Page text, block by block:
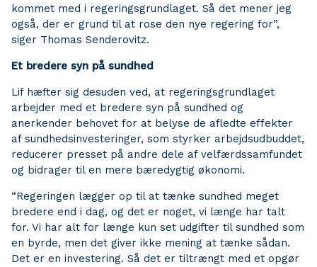
kommet med i regeringsgrundlaget. Så det mener jeg
også, der er grund til at rose den nye regering for”,
siger Thomas Senderovitz.
Et bredere syn på sundhed
Lif hæfter sig desuden ved, at regeringsgrundlaget
arbejder med et bredere syn på sundhed og
anerkender behovet for at belyse de afledte effekter
af sundhedsinvesteringer, som styrker arbejdsudbuddet,
reducerer presset på andre dele af velfærdssamfundet
og bidrager til en mere bæredygtig økonomi.
“Regeringen lægger op til at tænke sundhed meget
bredere end i dag, og det er noget, vi længe har talt
for. Vi har alt for længe kun set udgifter til sundhed som
en byrde, men det giver ikke mening at tænke sådan.
Det er en investering. Så det er tiltrængt med et opgør